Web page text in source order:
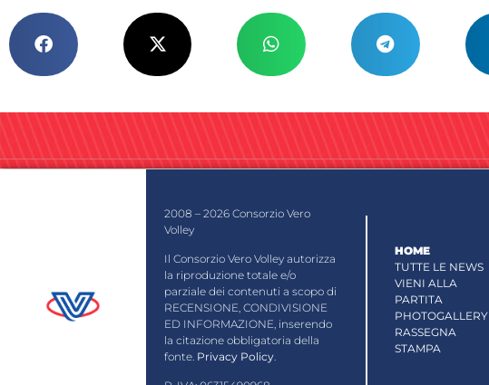
2008 – 2026 Consorzio Vero
Volley
Il Consorzio Vero Volley autorizza
la riproduzione totale e/o
parziale dei contenuti a scopo di
RECENSIONE, CONDIVISIONE
ED INFORMAZIONE, inserendo
la citazione obbligatoria della
fonte. Privacy Policy
HOME
TUTTE LE NEWS
VIENI ALLA
PARTITA
PHOTOGALLERY
RASSEGNA
STAMPA